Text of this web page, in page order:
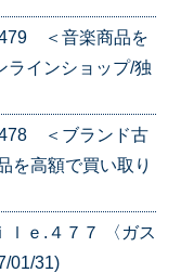
＜音楽商品を
インショップ/独
＜ブランド古
を高額で買い取り
ｌｅ.４７７ 〈ガス
01/31)